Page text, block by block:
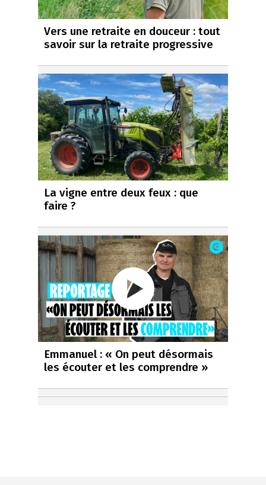
Vers une retraite en douceur : tout
savoir sur la retraite progressive
La vigne entre deux feux : que
faire ?
Emmanuel : « On peut désormais
les écouter et les comprendre »